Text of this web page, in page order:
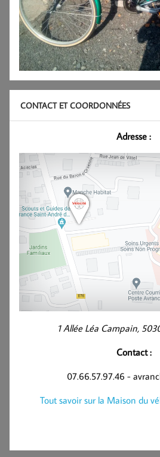
CONTACT ET COORDONNÉES
Adresse :
1 Allée Léa Campain,
Contact :
07.66.57.97.46 -
Tout savoir sur la Maison du